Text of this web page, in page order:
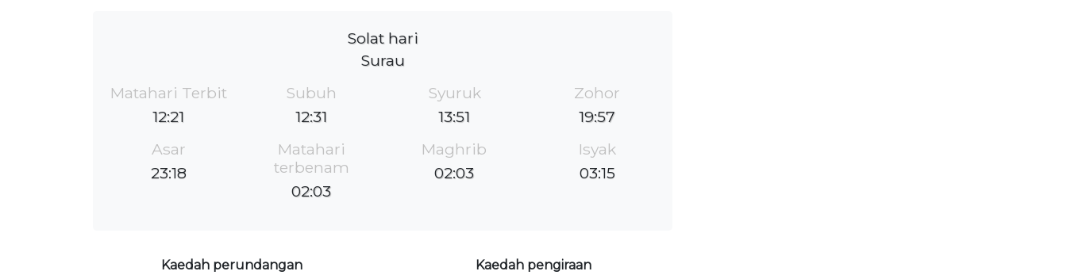
Solat hari
Surau
Matahari Terbit
12:21
Subuh
12:31
Syuruk
13:51
Zohor
19:57
Asar
23:18
Matahari
terbenam
02:03
Maghrib
02:03
Isyak
03:15
Kaedah perundangan
Kaedah pengiraan